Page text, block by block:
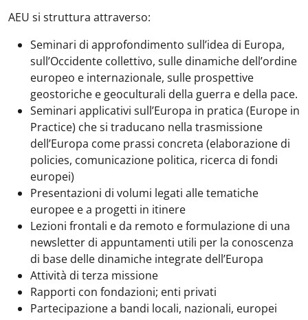
AEU si struttura attraverso:
Seminari di approfondimento sull’idea di Europa,
sull’Occidente collettivo, sulle dinamiche dell’ordine
europeo e internazionale, sulle prospettive
geostoriche e geoculturali della guerra e della pace.
Seminari applicativi sull’Europa in pratica (Europe in
Practice) che si traducano nella trasmissione
dell’Europa come prassi concreta (elaborazione di
policies, comunicazione politica, ricerca di fondi
europei)
Presentazioni di volumi legati alle tematiche
europee e a progetti in itinere
Lezioni frontali e da remoto e formulazione di una
newsletter di appuntamenti utili per la conoscenza
di base delle dinamiche integrate dell’Europa
Attività di terza missione
Rapporti con fondazioni; enti privati
Partecipazione a bandi locali, nazionali, europei